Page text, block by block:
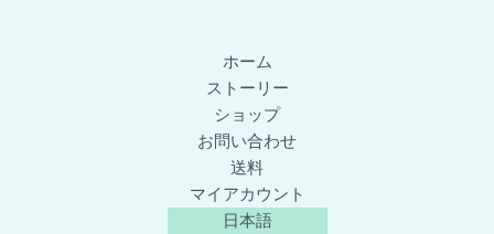
ホーム
ストーリー
ショップ
お問い合わせ
送料
マイアカウント
日本語